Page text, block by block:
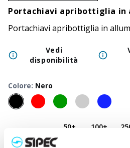
Portachiavi apribottiglia in
Portachiavi apribottiglia in
Vedi
disponibilità
Colore: Nero
50+ 100+
Prezzo